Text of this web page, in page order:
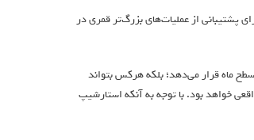
به نام لانگ مارچ ۱۰ را به‌کار بگیرد و سپس برای پشتیبانی از عملیات‌های بزرگ‌تر قمری در
ماه قرار می‌دهد؛ بلکه هرکس بتواند
خواهد بود. با توجه به آنکه استارشیپ